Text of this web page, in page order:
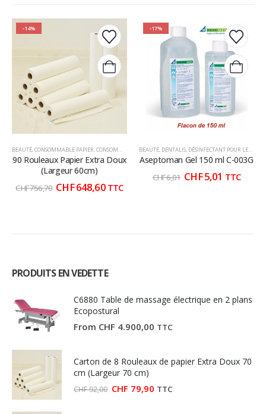
-14%
BEAUTÉ,CONSOMMABLE PAPIER,CONSOMMABLE ROULEAUX ,CONSOMMABLES,HYGIÈNE
90 Rouleaux Papier Extra Doux
(Largeur 60cm)
CHF756,70 Le
CHF648,60Le
TTC
-17%
BEAUTÉ, DENTALIS, DÉSINFECTANT POUR LES MAINS
Aseptoman Gel 150 ml C-003G
CHF6,01 Le
CHF5,01 Le
TTC
PRODUITS EN VEDETTE
C6880 Table de massage électrique en 2 plans
Ecopostural
From CHF 4.900,00 TTC
Carton de 8 Rouleaux de papier Extra Doux 70
cm (Largeur 70 cm)
CHF92,00 Le
CHF 79,90Le
TTC